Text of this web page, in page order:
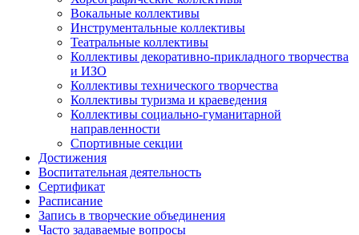
Вокальные коллективы
Инструментальные коллективы
Театральные коллективы
Коллективы декоративно-прикладного творчества
и ИЗО
Коллективы технического творчества
Коллективы туризма и краеведения
Коллективы социально-гуманитарной
направленности
Спортивные секции
Достижения
Воспитательная деятельность
Cертификат
Расписание
Запись в творческие объединения
Часто задаваемые вопросы